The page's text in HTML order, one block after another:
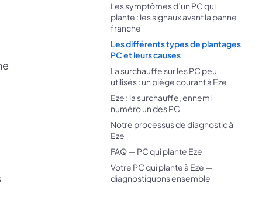
Les symptômes d’un PC qui
plante : les signaux avant la panne
franche
Les différents types de plantages
PC et leurs causes
La surchauffe sur les PC peu
utilisés : un piège courant à Eze
Eze : la surchauffe, ennemi
numéro un des PC
Notre processus de diagnostic à
Eze
FAQ — PC qui plante Eze
Votre PC qui plante à Eze —
diagnostiquons ensemble